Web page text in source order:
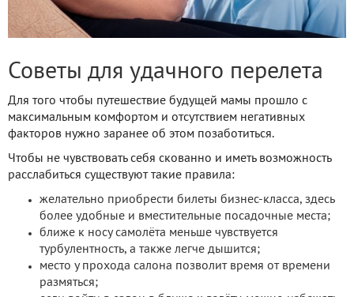
Советы для удачного перелета
Для того чтобы путешествие будущей мамы прошло с
максимальным комфортом и отсутствием негативных
факторов нужно заранее об этом позаботиться.
Чтобы не чувствовать себя скованно и иметь возможность
расслабиться существуют такие правила:
желательно приобрести билеты бизнес-класса, здесь
более удобные и вместительные посадочные места;
ближе к носу самолёта меньше чувствуется
турбулентность, а также легче дышится;
место у прохода салона позволит время от времени
размяться;